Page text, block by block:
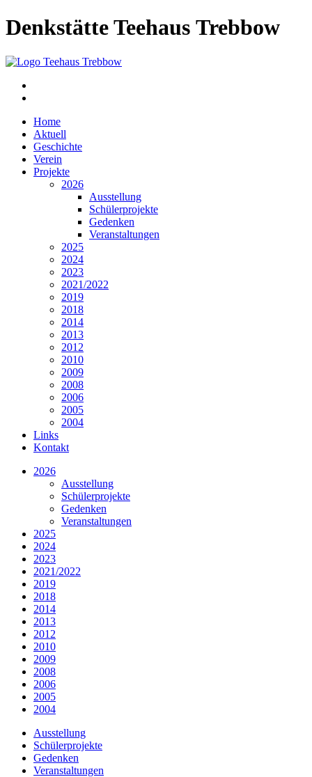
Denkstätte Teehaus Trebbow
Home
Aktuell
Geschichte
Verein
Projekte
2026
Ausstellung
Schülerprojekte
Gedenken
Veranstaltungen
2025
2024
2023
2021/2022
2019
2018
2014
2013
2012
2010
2009
2008
2006
2005
2004
Links
Kontakt
2026
Ausstellung
Schülerprojekte
Gedenken
Veranstaltungen
2025
2024
2023
2021/2022
2019
2018
2014
2013
2012
2010
2009
2008
2006
2005
2004
Ausstellung
Schülerprojekte
Gedenken
Veranstaltungen